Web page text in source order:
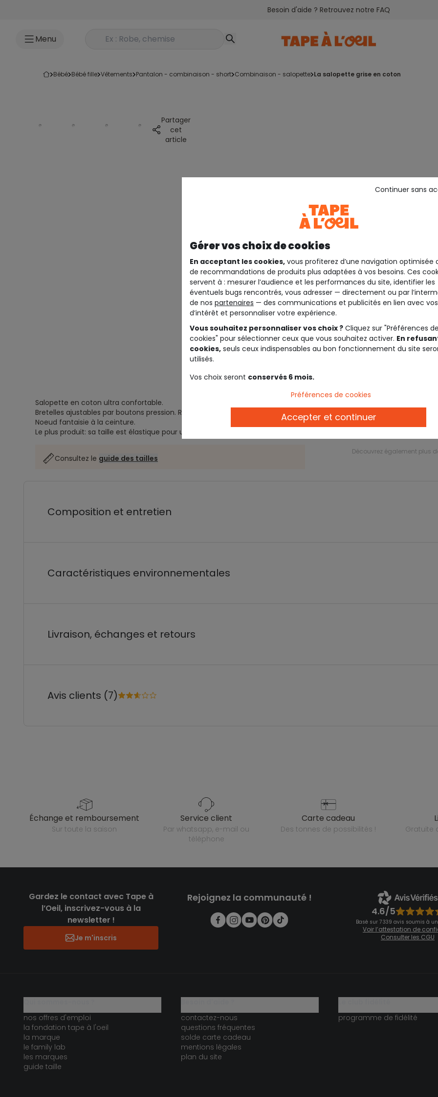
Besoin d'aide ? Retrouvez notre FAQ
Menu Rechercher un produit
bébé bébé fille vêtements pantalon - combinaison - short combinaison - salopette la salopette grise en coton
Partager
cet
article
Description
Salopette en coton ultra confortable.
Bretelles ajustables par boutons pression. Revers cousus aux chevilles.
Noeud fantaisie à la ceinture.
Le plus produit: sa taille est élastique pour un meilleur maintien.
Consultez le guide des tailles
Ref. 91008_01315
Rendez-vous sur notre
Découvrez également plus
Composition et entretien
Caractéristiques environnementales
Livraison, échanges et retours
Avis clients (7)
échange et remboursement
sur toute la saison
service client
par whatsapp, e-mail ou
téléphone
carte cadeau
des tonnes de possibilités !
Gardez le contact avec Tape à
l’Oeil, inscrivez-vous à la
newsletter !
Je m'inscris
Rejoignez la communauté !
4.6/5
Basé sur 7 339 avis soumis à
Voir l’attestation de
Consulter les CGU
nos offres d'emploi
la fondation tape à l'oeil
la marque
le family lab
les marques
guide taille
contactez-nous
questions fréquentes
solde carte cadeau
mentions légales
plan du site
programme de fidélité
Gérer vos choix de cookies
En acceptant les cookies, vous profiterez d’une navigation optimisée
de recommandations de produits plus adaptées à vos besoins. Ces
servent à : mesurer l’audience et les performances du site, identifier les
éventuels bugs rencontrés, vous adresser — directement ou par
de nos partenaires — des communications et publicités en lien avec
d’intérêt et personnaliser votre expérience.
Vous souhaitez personnaliser vos choix ? Cliquez sur "Préférences de
cookies" pour sélectionner ceux que vous souhaitez activer. En
cookies, seuls ceux indispensables au bon fonctionnement du site
utilisés.
Vos choix seront conservés 6 mois.
Continuer sans
Préférences de cookies
Accepter et continuer